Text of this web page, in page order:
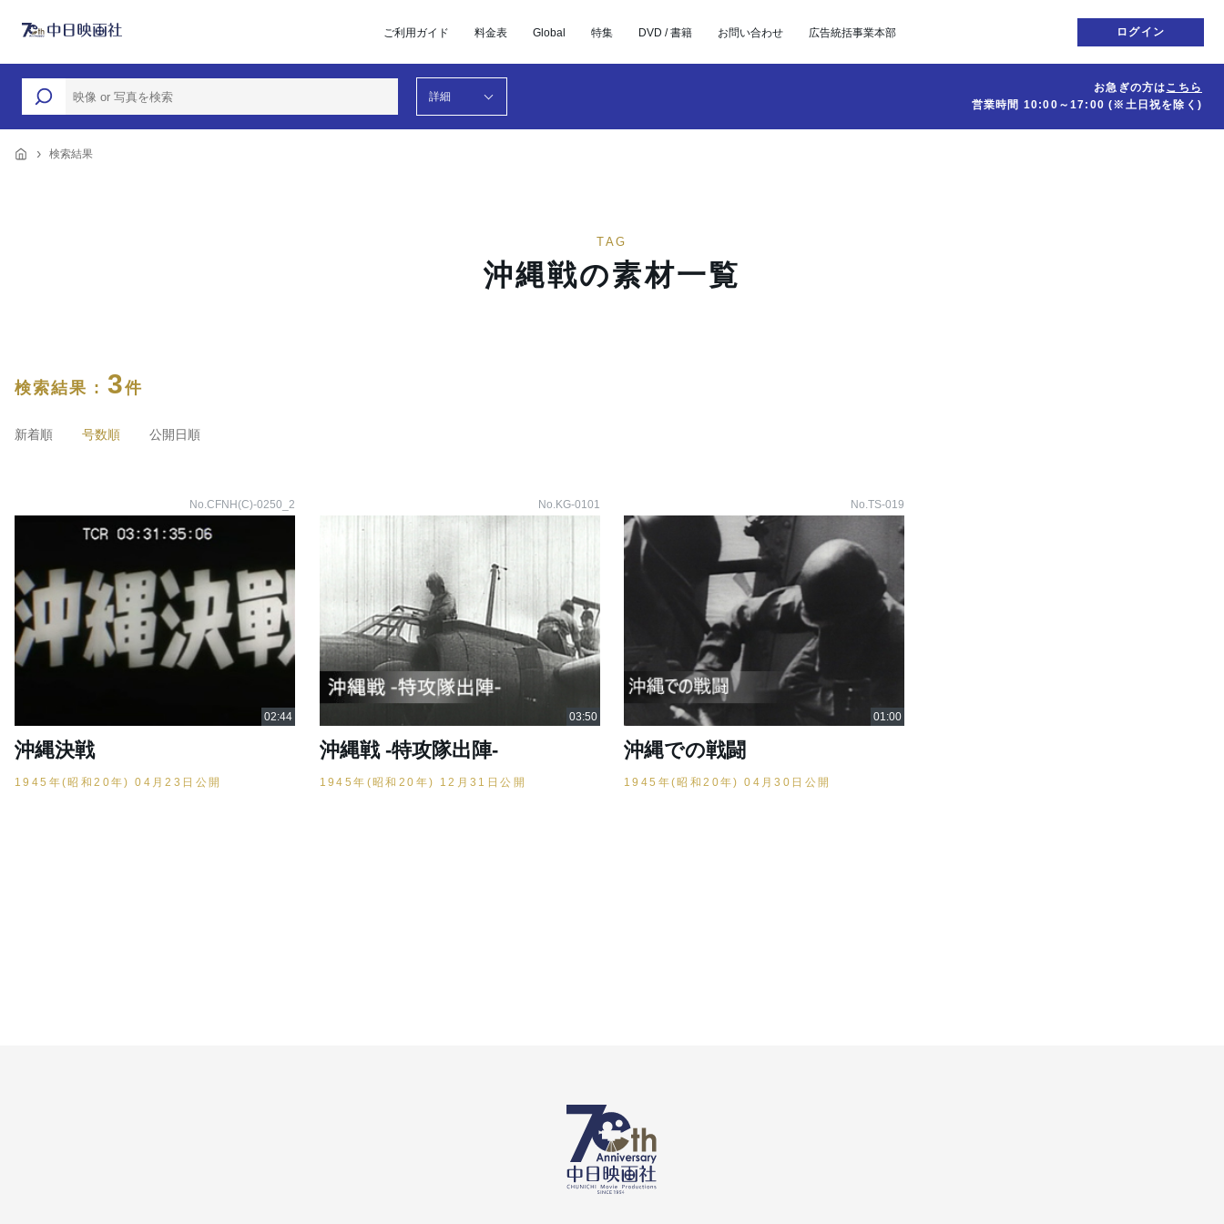
ご利用ガイド 料金表 Global 特集 DVD / 書籍 お問い合わせ 広告統括事業本部 ログイン
詳細
お急ぎの方はこちら
営業時間 10:00～17:00(※土日祝を除く)
検索結果
TAG
沖縄戦の素材一覧
検索結果 : 3件
新着順 号数順 公開日順
No.CFNH(C)-0250_2
沖縄決戦
1945年(昭和20年) 04月23日公開
No.KG-0101
沖縄戦 -特攻隊出陣-
1945年(昭和20年) 12月31日公開
No.TS-019
沖縄での戦闘
1945年(昭和20年) 04月30日公開